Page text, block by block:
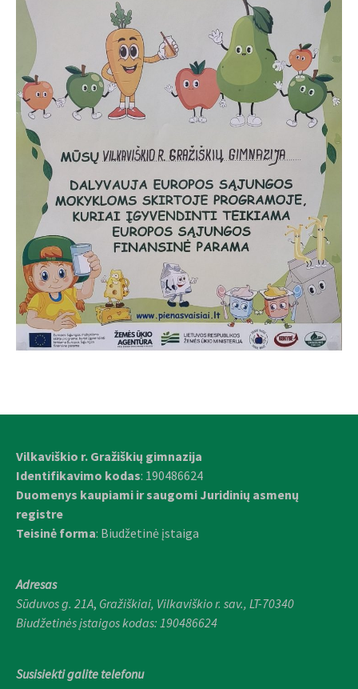
Vilkaviškio r. Gražiškių gimnazija
Identifikavimo kodas: 190486624
Duomenys kaupiami ir saugomi Juridinių asmenų
registre
Teisinė forma: Biudžetinė įstaiga
Adresas
Sūduvos g. 21A, Gražiškiai, Vilkaviškio r. sav., LT-70340
Biudžetinės įstaigos kodas: 190486624
Susisiekti galite telefonu